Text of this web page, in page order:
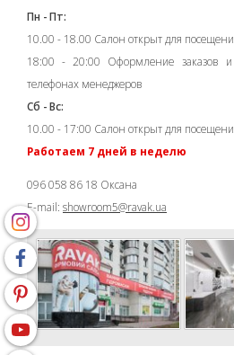
Пн - Пт:
10.00 - 18.00 Салон открыт для
18:00 - 20:00 Оформление заказов и
телефонах менеджеров
Сб - Вс:
10.00 - 17:00 Салон открыт для
Работаем 7 дней в неделю
096 058 86 18 Оксана
E-mail: showroom5@ravak.ua